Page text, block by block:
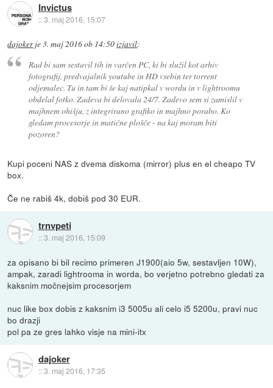
Invictus
::3. maj 2016, 15:07
dajokerje3. maj 2016 ob 14:50izjavil:
Rad bi sam sestavil tih in varčen PC, ki bi služil kot arhiv
fotografij, predvajalnik youtube in HD vsebin ter torrent
odjemalec. Tu in tam bi še kaj natipkal v wordu in v lightroomu
obdelal fotko. Zadeva bi delovala 24/7. Zadevo sem si zamislil v
majhnem ohišju, z integrirano grafiko in majhno porabo. Ko
gledam procesorje in matične plošče - na kaj moram biti
pozoren?
Kupi poceni NAS z dvema diskoma (mirror) plus en el cheapo TV
box.
Če ne rabiš 4k, dobiš pod 30 EUR.
trnvpeti
::3. maj 2016, 15:09
za opisano bi bil recimo primeren J1900(aio 5w, sestavljen 10W),
ampak, zaradi lightrooma in worda, bo verjetno potrebno gledati za
kaksnim močnejsim procesorjem
nuc like box dobis z kaksnim i3 5005u ali celo i5 5200u, pravi nuc
bo drazji
pol pa ze gres lahko visje na mini-itx
dajoker
::3. maj 2016, 17:35